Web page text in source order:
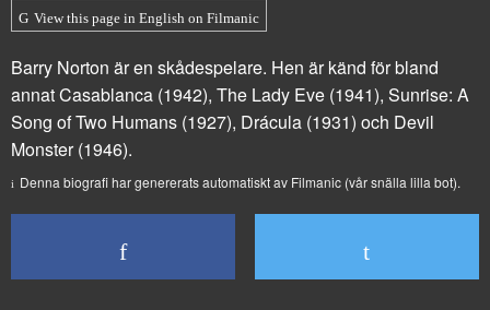
View this page in English on Filmanic
Barry Norton är en skådespelare. Hen är känd för bland
annatCasablanca (1942), The Lady Eve (1941), Sunrise: A
Song of Two Humans (1927), Drácula (1931) och Devil
Monster(1946).
Denna biografi har genererats automatiskt av Filmanic (vår snälla lilla bot).